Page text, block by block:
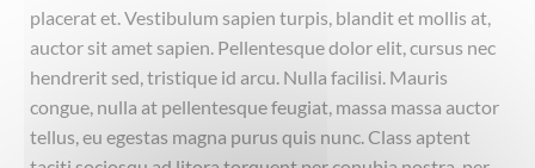
placerat et. Vestibulum sapien turpis, blandit et mollis at,
auctor sit amet sapien. Pellentesque dolor elit, cursus nec
hendrerit sed, tristique id arcu. Nulla facilisi. Mauris
congue, nulla at pellentesque feugiat, massa massa auctor
tellus, eu egestas magna purus quis nunc. Class aptent